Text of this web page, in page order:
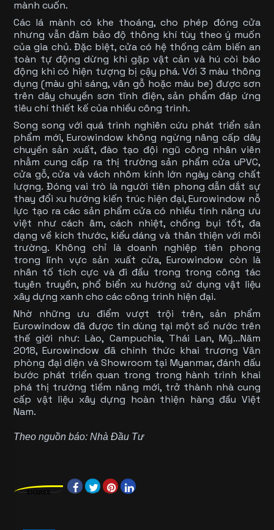
mành cuốn.
Các lá mành có khe thoáng, cho phép đóng cửa
nhưng vẫn đảm bảo độ thông khí tùy theo ý muốn
của gia chủ. Đặc biệt, cửa có hệ thống cảm biến an
toàn tự động dừng khi gặp vật cản và hú còi báo
động khi có hiện tượng bị cậy phá. Với 3 màu thông
dụng (màu ghi sáng, vân gỗ hoặc màu be) được sơn
trên dây chuyền sơn tĩnh điện, sản phẩm đáp ứng
tiêu chí thiết kế của nhiều công trình.
Song song với quá trình nghiên cứu phát triển sản
phẩm mới, Eurowindow không ngừng nâng cấp dây
chuyền sản xuất, đào tạo đội ngũ công nhân viên
nhằm cung cấp ra thị trường sản phẩm cửa uPVC,
cửa gỗ, cửa vàvách nhôm kính lớn ngày càng chất
lượng. Đóng vai trò là người tiên phong dẫn dắt sự
thay đổi xu hướng kiến trúc hiện đại, Eurowindow nỗ
lực tạo ra các sản phẩm cửa có nhiều tính năng ưu
việt như cách âm, cách nhiệt, chống bụi tốt, đa
dạng về kích thước, kiểu dáng và thân thiện với môi
trường. Không chỉ là doanh nghiệp tiên phong
trong lĩnh vực sản xuất cửa, Eurowindow còn là
nhân tố tích cực và đi đầu trong trong công tác
tuyên truyền, phổ biển xu hướng sử dụng vật liệu
xây dựng xanh cho các công trình hiện đại.
Nhờ những ưu điểm vượt trội trên, sản phẩm
Eurowindow đã được tin dùng tại một số nước trên
thế giới như: Lào, Campuchia, Thái Lan, Mỹ…Năm
2018, Eurowindow đã chính thức khai trương Văn
phòng đại diện và Showroom tại Myanmar, đánh dấu
bước phát triển quan trong trong hành trình khai
phá thị trường tiềm năng mới, trở thành nhà cung
cấp vật liệu xây dựng hoàn thiện hàng đầu Việt
Nam.
Theo nguồn báo: Nhà Đầu Tư
SHARES